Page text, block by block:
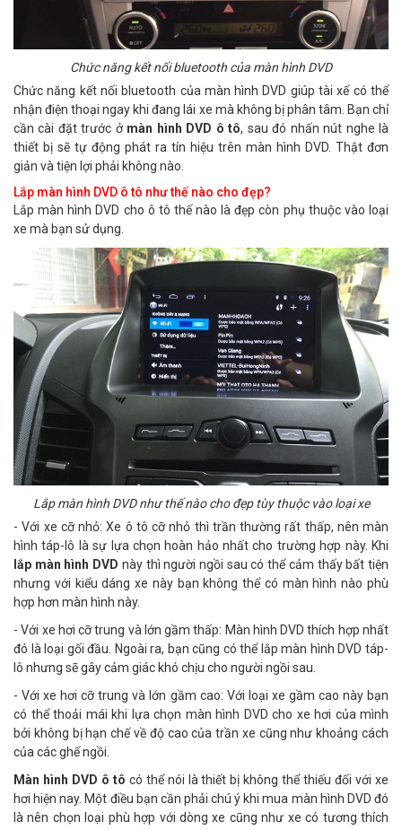
Chức năng kết nối bluetooth của màn hình DVD
Chức năng kết nối bluetooth của màn hình DVD giúp tài xế có thể
nhận điện thoại ngay khi đang lái xe mà không bị phân tâm. Bạn chỉ
cần cài đặt trước ở màn hình DVD ô tô, sau đó nhấn nút nghe là
thiết bị sẽ tự động phát ra tín hiệu trên màn hình DVD. Thật đơn
giản và tiện lợi phải không nào.
Lắp màn hình DVD ô tô như thế nào cho đẹp?
Lắp màn hình DVD cho ô tô thế nào là đẹp còn phụ thuộc vào loại
xe mà bạn sử dụng.
Lắp màn hình DVD như thế nào cho đẹp tùy thuộc vào loại xe
- Với xe cỡ nhỏ: Xe ô tô cỡ nhỏ thì trần thường rất thấp, nên màn
hình táp-lô là sự lựa chọn hoàn hảo nhất cho trường hợp này. Khi
lắp màn hình DVD này thì người ngồi sau có thể cảm thấy bất tiện
nhưng với kiểu dáng xe này bạn không thể có màn hình nào phù
hợp hơn màn hình này.
- Với xe hơi cỡ trung và lớn gầm thấp: Màn hình DVD thích hợp nhất
đó là loại gối đầu. Ngoài ra, bạn cũng có thể lắp màn hình DVD táp-
lô nhưng sẽ gây cảm giác khó chịu cho người ngồi sau.
- Với xe hơi cỡ trung và lớn gầm cao: Với loại xe gầm cao này bạn
có thể thoải mái khi lựa chọn màn hình DVD cho xe hơi của mình
bởi không bị hạn chế về độ cao của trần xe cũng như khoảng cách
của các ghế ngồi.
Màn hình DVD ô tô có thể nói là thiết bị không thể thiếu đối với xe
hơi hiện nay. Một điều bạn cần phải chú ý khi mua màn hình DVD đó
là nên chọn loại phù hợp với dòng xe cũng như xe có tương thích